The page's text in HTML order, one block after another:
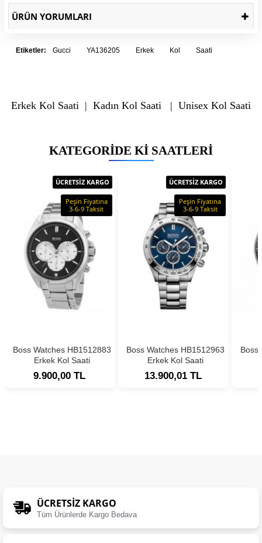
ÜRÜN YORUMLARI
Etiketler: Gucci YA136205 Erkek Kol Saati
Erkek Kol Saati| Kadın Kol Saati| Unisex Kol Saati
KATEGORIDE KI SAATLERI
ÜCRETSİZ KARGO
Peşin Fiyatına
3-6-9 Taksit
Boss Watches HB1512883
Erkek Kol Saati
9.900,00 TL
ÜCRETSİZ KARGO
Peşin Fiyatına
3-6-9 Taksit
Boss Watches HB1512963
Erkek Kol Saati
13.900,01 TL
Boss
ÜCRETSIZ KARGO
Tüm Ürünlerde Kargo Bedava